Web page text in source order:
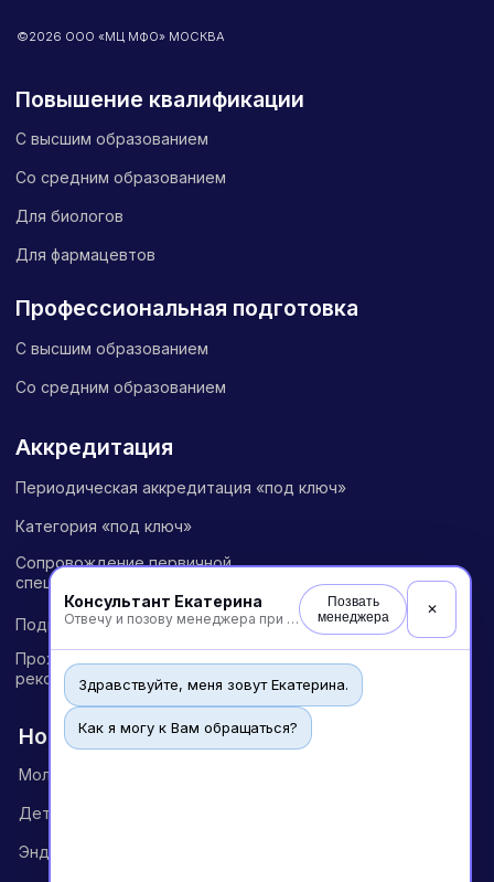
Консультант Екатерина
Отвечу и позову менеджера при необходимости
Позвать
менеджера
✕
Здравствуйте, меня зовут Екатерина.
Как я могу к Вам обращаться?
Общество с Ограниченной Ответственностью
«Международный Центр Медицинского
Неврология
Молекулярная нутрициология
О нашем центре
Структура и органы
Способы оплаты
Контакты
рекомендациям на портале НМО